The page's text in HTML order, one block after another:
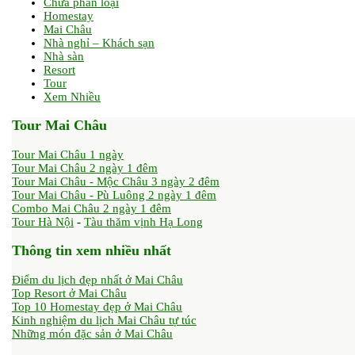
Homestay
Mai Châu
Nhà nghỉ – Khách sạn
Nhà sàn
Resort
Tour
Xem Nhiều
Tour Mai Châu
Tour Mai Châu 1 ngày
Tour Mai Châu 2 ngày 1 đêm
Tour Mai Châu - Mộc Châu 3 ngày 2 đêm
Tour Mai Châu - Pù Luông 2 ngày 1 đêm
Combo Mai Châu 2 ngày 1 đêm
Tour Hà Nội - Tàu thăm vịnh Hạ Long
Thông tin xem nhiều nhất
Điểm du lịch đẹp nhất ở Mai Châu
Top Resort ở Mai Châu
Top 10 Homestay đẹp ở Mai Châu
Kinh nghiệm du lịch Mai Châu tự túc
Những món đặc sản ở Mai Châu